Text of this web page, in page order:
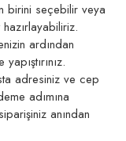
birini seçebilir veya
ardından
adresiniz ve cep
adımına
anından